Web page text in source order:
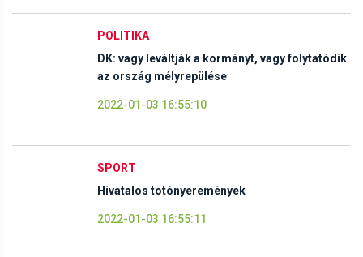
POLITIKA
DK: vagy leváltják a kormányt, vagy folytatódik
az ország mélyrepülése
2022-01-03 16:55:10
SPORT
Hivatalos totónyeremények
2022-01-03 16:55:11